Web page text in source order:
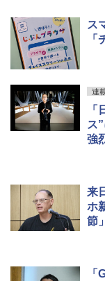
ス
連
ス
強
来
ホ
節